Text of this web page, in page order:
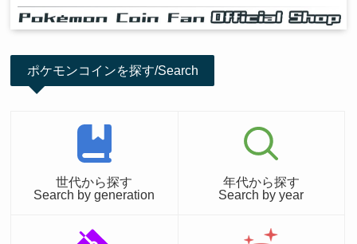
ポケモンコインを探す/Search
世代から探す
Search by generation
年代から探す
Search by year